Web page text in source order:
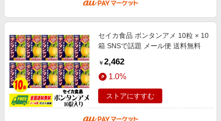
セイカ食品 ボンタンアメ 10粒 × 10
箱 SNSで話題 メール便 送料無料
￥ 2,462
1.0%
ストアにすすむ